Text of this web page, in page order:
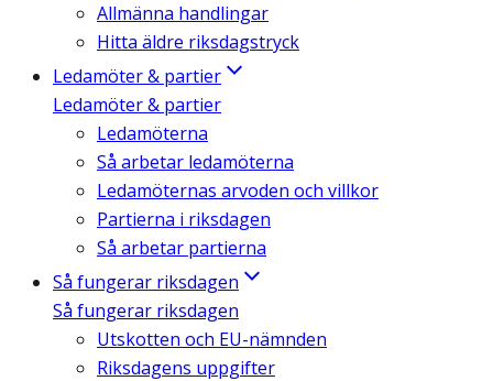
Allmänna handlingar
Hitta äldre riksdagstryck
Ledamöter & partier
Ledamöter & partier
Ledamöterna
Så arbetar ledamöterna
Ledamöternas arvoden och villkor
Partierna i riksdagen
Så arbetar partierna
Så fungerar riksdagen
Så fungerar riksdagen
Utskotten och EU-nämnden
Riksdagens uppgifter